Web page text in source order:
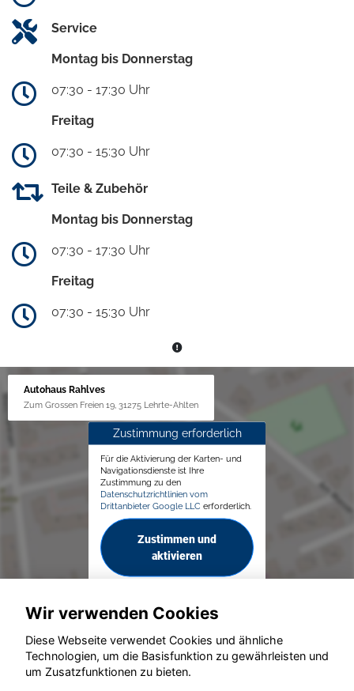
Service
Montag bis Donnerstag
07:30 - 17:30 Uhr
Freitag
07:30 - 15:30 Uhr
Teile & Zubehör
Montag bis Donnerstag
07:30 - 17:30 Uhr
Freitag
07:30 - 15:30 Uhr
Autohaus Rahlves
Zum Grossen Freien 19, 31275 Lehrte-Ahlten
Zustimmung erforderlich
Für die Aktivierung der Karten- und
Navigationsdienste ist Ihre
Zustimmung zu den
Datenschutzrichtlinien vom
Drittanbieter Google LLC erforderlich.
Zustimmen und
aktivieren
© konjunkturmotor.de GmbH 2020 - 2026
Wir verwenden Cookies
Diese Webseite verwendet Cookies und ähnliche
Technologien, um die Basisfunktion zu gewährleisten und
um Zusatzfunktionen zu bieten.